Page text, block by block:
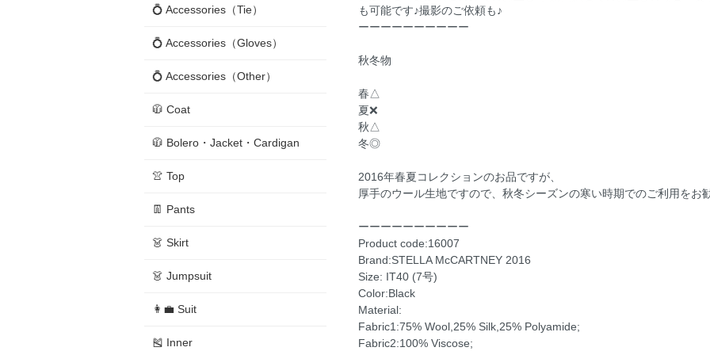
も可能です♪撮影のご依頼も♪
ーーーーーーーーーー
秋冬物
春△
夏❌
秋△
冬◎
2016年春夏コレクションのお品ですが、
厚手のウール生地ですので、秋冬シーズンの寒い時期でのご利用をお
ーーーーーーーーーー
Product code:16007
Brand:STELLA McCARTNEY 2016
Size: IT40 (7号)
Color:Black
Material:
Fabric1:75% Wool,25% Silk,25% Polyamide;
Fabric2:100% Viscose;
💍 Accessories（Tie）
💍 Accessories（Gloves）
💍 Accessories（Other）
🧥 Coat
🧥 Bolero・Jacket・Cardigan
👚 Top
👖 Pants
👗 Skirt
👗 Jumpsuit
👩‍💼 Suit
🎽 Inner